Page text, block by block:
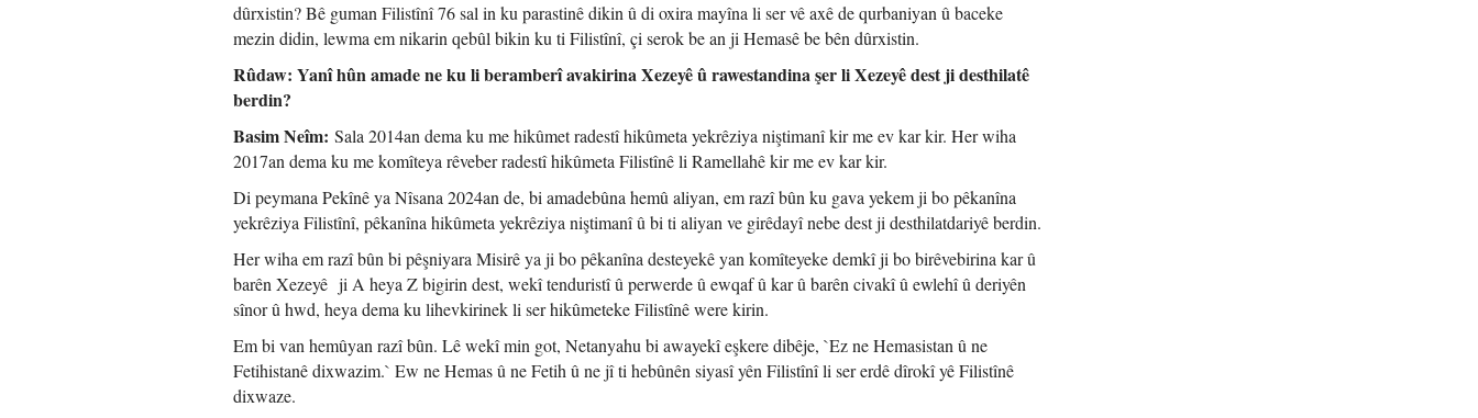
dûrxistin? Bê guman Filistînî 76 sal in ku parastinê dikin û di oxira mayîna li ser vê axê de qurbaniyan û baceke
mezin didin, lewma em nikarin qebûl bikin ku ti Filistînî, çi serok be an ji Hemasê be bên dûrxistin.
Rûdaw: Yanî hûn amade ne ku li beramberî avakirina Xezeyê û rawestandina şer li Xezeyê dest ji desthilatê
berdin?
Basim Neîm: Sala 2014an dema ku me hikûmet radestî hikûmeta yekrêziya niştimanî kir me ev kar kir. Her wiha
2017an dema ku me komîteya rêveber radestî hikûmeta Filistînê li Ramellahê kir me ev kar kir.
Di peymana Pekînê ya Nîsana 2024an de, bi amadebûna hemû aliyan, em razî bûn ku gava yekem ji bo pêkanîna
yekrêziya Filistînî, pêkanîna hikûmeta yekrêziya niştimanî û bi ti aliyan ve girêdayî nebe dest ji desthilatdariyê berdin.
Her wiha em razî bûn bi pêşniyara Misirê ya ji bo pêkanîna desteyekê yan komîteyeke demkî ji bo birêvebirina kar û
barên Xezeyê ji A heya Z bigirin dest, wekî tenduristî û perwerde û ewqaf û kar û barên civakî û ewlehî û deriyên
sînor û hwd, heya dema ku lihevkirinek li ser hikûmeteke Filistînê were kirin.
Em bi van hemûyan razî bûn. Lê wekî min got, Netanyahu bi awayekî eşkere dibêje, `Ez ne Hemasistan û ne
Fetihistanê dixwazim.` Ew ne Hemas û ne Fetih û ne jî ti hebûnên siyasî yên Filistînî li ser erdê dîrokî yê Filistînê
dixwaze.